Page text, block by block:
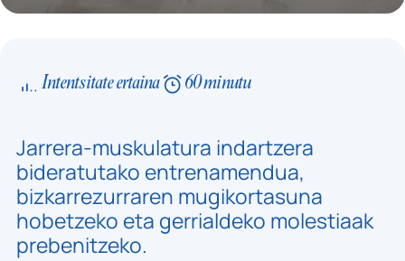
Intentsitate ertaina 60 minutu
Jarrera-muskulatura indartzera
bideratutako entrenamendua,
bizkarrezurraren mugikortasuna
hobetzeko eta gerrialdeko molestiaak
prebenitzeko.